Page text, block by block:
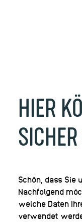
HIER
SICHER
Schön, dass Sie
Nachfolgend
welche Daten
verwendet